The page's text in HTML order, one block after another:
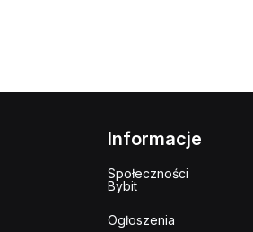
Informacje
Społeczności
Bybit
Ogłoszenia